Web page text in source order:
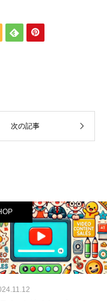
 
次の記事